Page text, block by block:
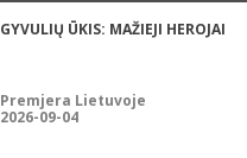
GYVULIŲ ŪKIS: MAŽIEJI HEROJAI
Premjera Lietuvoje
2026-09-04